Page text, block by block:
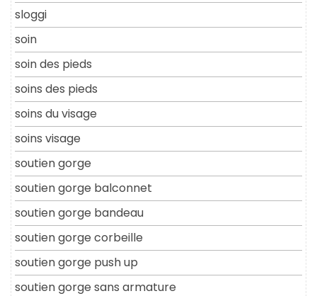
sloggi
soin
soin des pieds
soins des pieds
soins du visage
soins visage
soutien gorge
soutien gorge balconnet
soutien gorge bandeau
soutien gorge corbeille
soutien gorge push up
soutien gorge sans armature